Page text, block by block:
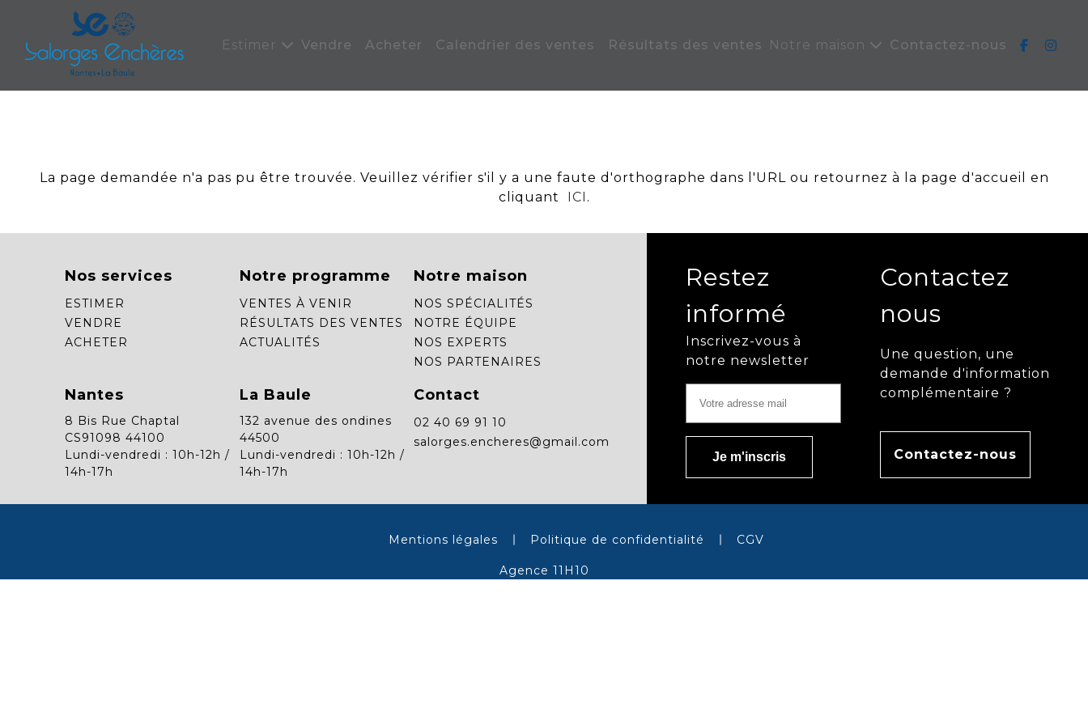
Estimer Vendre Acheter Calendrier des ventes Résultats des ventes Notre maison Contactez-nous
La page demandée n'a pas pu être trouvée. Veuillez vérifier s'il y a une faute d'orthographe dans l'URL ou retournez à la page d'accueil en
cliquant
ICI .
Nos services
ESTIMER
VENDRE
ACHETER
Notre programme
VENTES À VENIR
RÉSULTATS DES VENTES
ACTUALITÉS
Notre maison
NOS SPÉCIALITÉS
NOTRE ÉQUIPE
NOS EXPERTS
NOS PARTENAIRES
Nantes
8 Bis Rue Chaptal
CS91098 44100
Lundi-vendredi : 10h-12h /
14h-17h
La Baule
132 avenue des ondines
44500
Lundi-vendredi : 10h-12h /
14h-17h
Contact
02 40 69 91 10
salorges.encheres@gmail.com
Restez
informé
Inscrivez-vous à
notre newsletter
Contactez
nous
Une question, une
demande d'information
complémentaire ?
Contactez-nous
Mentions légales Politique de confidentialité CGV
Agence 11H10
Panneau de gestion des cookies